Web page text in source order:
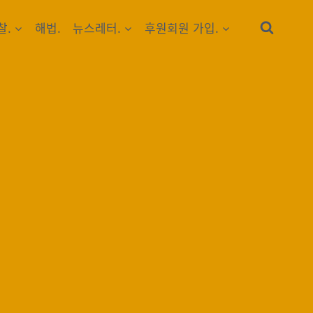
. 해법. 뉴스레터. 후원회원 가입.